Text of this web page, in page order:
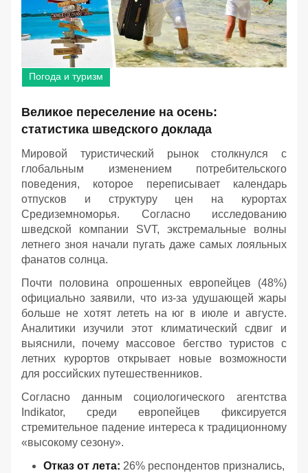
Погода и туризм
Великое переселение на осень:
статистика шведского доклада
Мировой туристический рынок столкнулся с
глобальным изменением потребительского
поведения, которое переписывает календарь
отпусков и структуру цен на курортах
Средиземноморья. Согласно исследованию
шведской компании SVT, экстремальные волны
летнего зноя начали пугать даже самых лояльных
фанатов солнца.
Почти половина опрошенных европейцев (48%)
официально заявили, что из-за удушающей жары
больше не хотят лететь на юг в июле и августе.
Аналитики изучили этот климатический сдвиг и
выяснили, почему массовое бегство туристов с
летних курортов открывает новые возможности
для российских путешественников.
Согласно данным социологического агентства
Indikator, среди европейцев фиксируется
стремительное падение интереса к традиционному
«высокому сезону».
Отказ от лета: 26% респондентов признались,